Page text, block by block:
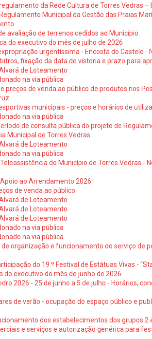
da Rede Cultura de Torres Vedras
Municipal da Gestão das Praias
avaliação de terrenos cedidos ao Município
do executivo do mês de julho de 2026
urgentíssima - Encosta do Castelo -
fixação da data de vistoria e prazo para
de Loteamento
na via pública
preços de venda ao público de produtos nos
municipais - preços e horários de
na via pública
de consulta pública do projeto de
Municipal de Torres Vedras
de Loteamento
na via pública
do Município de Torres Vedras -
ao Arrendamento 2026
de venda ao público
de Loteamento
de Loteamento
de Loteamento
na via pública
na via pública
organização e funcionamento do serviço de
do 19.º Festival de Estátuas Vivas -
do executivo do mês de junho de 2026
2026 - 25 de junho a 5 de julho - Horários,
de verão - ocupação do espaço público e
dos estabelecimentos dos grupos 2
e serviços e autorização genérica para